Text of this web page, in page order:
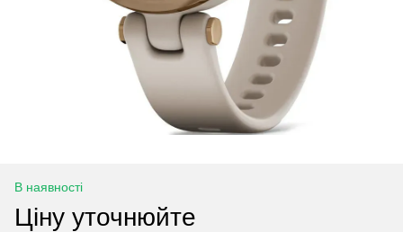
В наявності
Ціну уточнюйте